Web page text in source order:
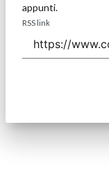
appunti.
RSS link